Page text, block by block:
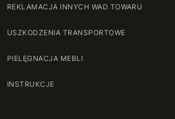
REKLAMACJA INNYCH WAD TOWARU
USZKODZENIA TRANSPORTOWE
PIELĘGNACJA MEBLI
INSTRUKCJE